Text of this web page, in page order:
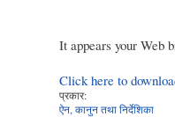
It appears your Web
Click here to
प्रकार:
ऐन, कानुन तथा निर्देशिका